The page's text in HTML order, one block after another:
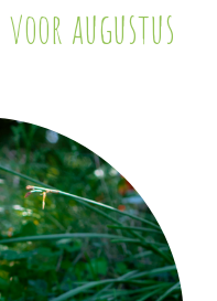
augustus